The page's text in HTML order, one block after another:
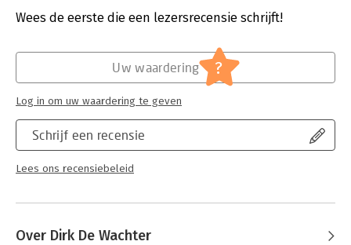
bij vlagen bijna
taalgebruik.
Wees de eerste die een lezersrecensie schrijft!
Schrijf een recensie
Lees ons recensiebeleid
Uw waardering ?
Log in om uw waardering te geven
Over Dirk De Wachter